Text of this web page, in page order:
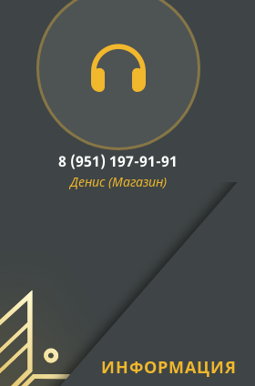
8 (951) 197-91-91
Денис (Магазин)
ИНФОРМАЦИЯ